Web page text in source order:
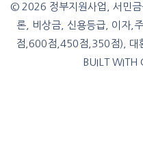
© 2026 정부지원사업, 서민
론, 비상금, 신용등급, 이자,
점,600점,450점,350점), 대
BUILT WITH